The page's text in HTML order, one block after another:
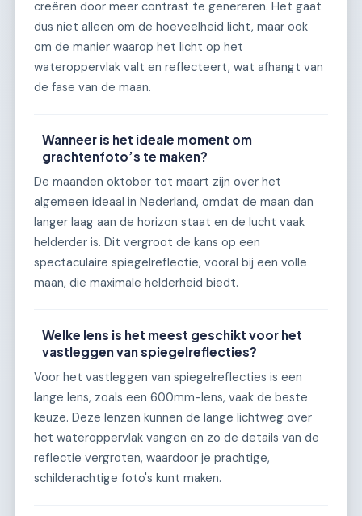
creëren door meer contrast te genereren. Het gaat
dus niet alleen om de hoeveelheid licht, maar ook
om de manier waarop het licht op het
wateroppervlak valt en reflecteert, wat afhangt van
de fase van de maan.
Wanneer is het ideale moment om
grachtenfoto’s te maken?
De maanden oktober tot maart zijn over het
algemeen ideaal in Nederland, omdat de maan dan
langer laag aan de horizon staat en de lucht vaak
helderder is. Dit vergroot de kans op een
spectaculaire spiegelreflectie, vooral bij een volle
maan, die maximale helderheid biedt.
Welke lens is het meest geschikt voor het
vastleggen van spiegelreflecties?
Voor het vastleggen van spiegelreflecties is een
lange lens, zoals een 600mm-lens, vaak de beste
keuze. Deze lenzen kunnen de lange lichtweg over
het wateroppervlak vangen en zo de details van de
reflectie vergroten, waardoor je prachtige,
schilderachtige foto's kunt maken.